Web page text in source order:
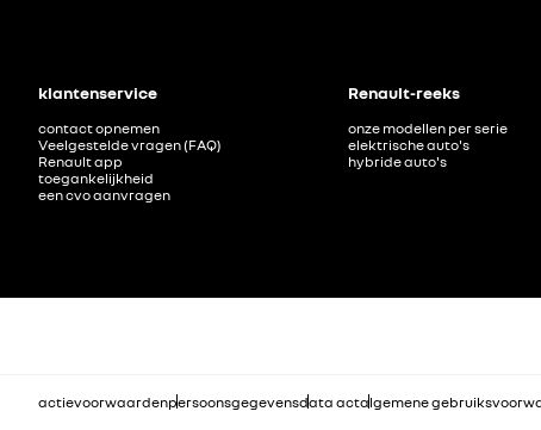
klantenservice
contact opnemen
Veelgestelde vragen (FAQ)
Renault app
toegankelijkheid
een cvo aanvragen
Renault-reeks
onze modellen per serie
elektrische auto's
hybride auto's
actievoorwaardenpersoonsgegevensdata actalgemene